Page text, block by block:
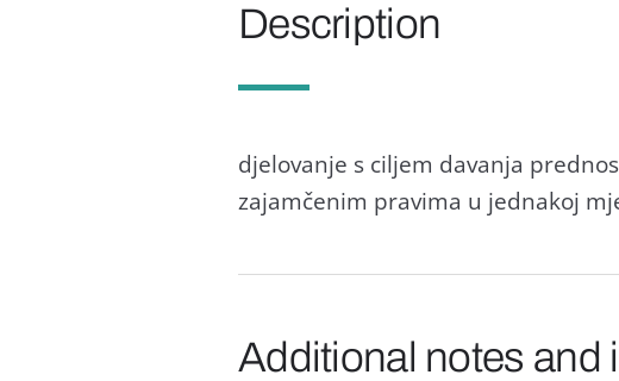
Description
djelovanje s ciljem davanja
zajamčenim pravima u jednakoj
Additional notes and